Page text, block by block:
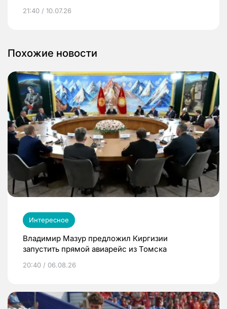
21:40 / 10.07.26
Похожие новости
Интересное
Владимир Мазур предложил Киргизии
запустить прямой авиарейс из Томска
20:40 / 06.08.26